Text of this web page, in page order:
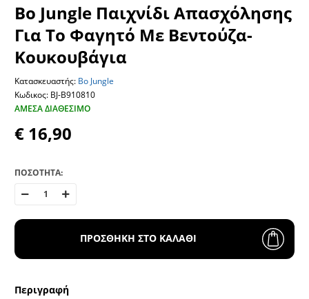
Bo Jungle Παιχνίδι Απασχόλησης
Για Το Φαγητό Με Βεντούζα-
Κουκουβάγια
Κατασκευαστής: Bo Jungle
Κωδικος: BJ-B910810
ΆΜΕΣΑ ΔΙΑΘΈΣΙΜΟ
€ 16,90
ΠΟΣΟΤΗΤΑ:
ΠΡΟΣΘΗΚΗ ΣΤΟ ΚΑΛΑΘΙ
Περιγραφή